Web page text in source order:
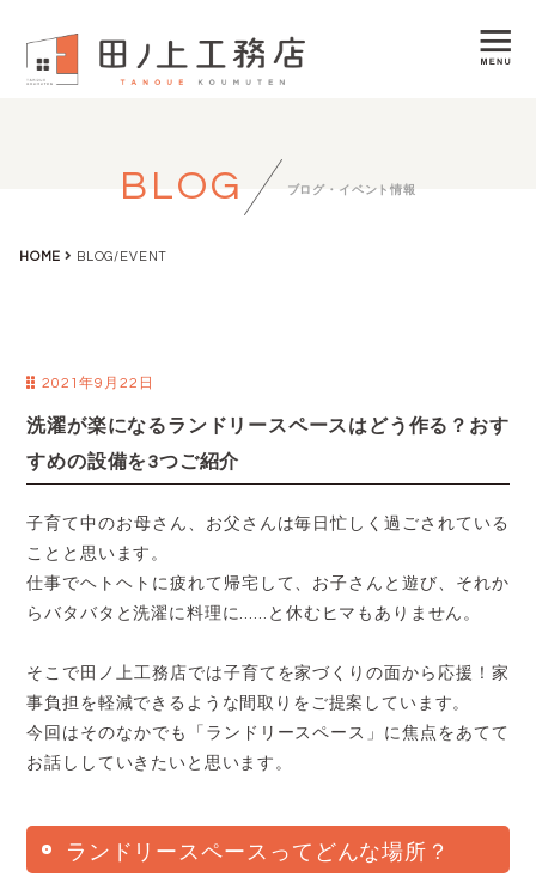
BLOG ブログ・イベント情報
HOME BLOG/EVENT
2021年9月22日
洗濯が楽になるランドリースペースはどう作る？おす
すめの設備を3つご紹介
子育て中のお母さん、お父さんは毎日忙しく過ごされている
ことと思います。
仕事でヘトヘトに疲れて帰宅して、お子さんと遊び、それか
らバタバタと洗濯に料理に……と休むヒマもありません。
そこで田ノ上工務店では子育てを家づくりの面から応援！家
事負担を軽減できるような間取りをご提案しています。
今回はそのなかでも「ランドリースペース」に焦点をあてて
お話ししていきたいと思います。
ランドリースペースってどんな場所？